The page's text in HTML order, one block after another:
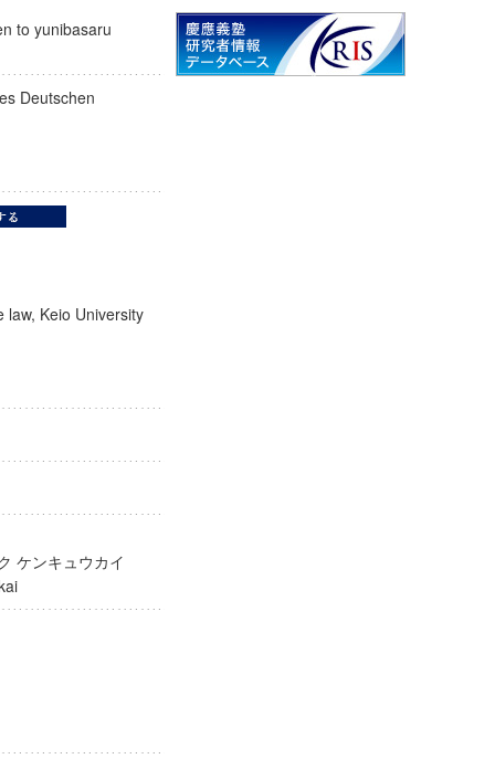
to yunibasaru
Deutschen
law, Keio University
ケンキュウカイ